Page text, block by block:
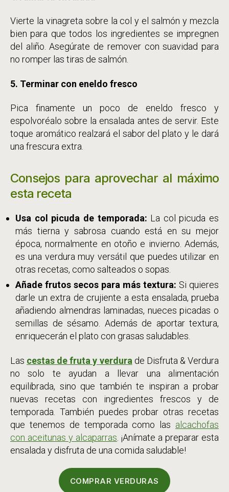
Vierte la vinagreta sobre la col y el salmón y mezcla
bien para que todos los ingredientes se impregnen
del aliño. Asegúrate de remover con suavidad para
no romper las tiras de salmón.
5. Terminar con eneldo fresco
Pica finamente un poco de eneldo fresco y
espolvoréalo sobre la ensalada antes de servir. Este
toque aromático realzará el sabor del plato y le dará
una frescura extra.
Consejos para aprovechar al máximo
esta receta
Usa col picuda de temporada: La col picuda es
más tierna y sabrosa cuando está en su mejor
época, normalmente en otoño e invierno. Además,
es una verdura muy versátil que puedes utilizar en
otras recetas, como salteados o sopas.
Añade frutos secos para más textura: Si quieres
darle un extra de crujiente a esta ensalada, prueba
añadiendo almendras laminadas, nueces picadas o
semillas de sésamo. Además de aportar textura,
enriquecerán el plato con grasas saludables.
Las cestas de fruta y verdura de Disfruta & Verdura
no solo te ayudan a llevar una alimentación
equilibrada, sino que también te inspiran a probar
nuevas recetas con ingredientes frescos y de
temporada. También puedes probar otras recetas
que tenemos de temporada como las alcachofas
con aceitunas y alcaparras . ¡Anímate a preparar esta
ensalada y disfruta de una comida saludable!
COMPRAR VERDURAS